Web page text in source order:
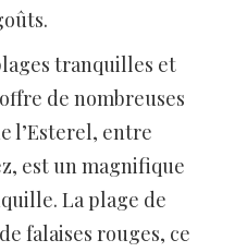
tranquilles et
de nombreuses
l’Esterel, entre
est un magnifique
La plage de
falaises rouges, ce